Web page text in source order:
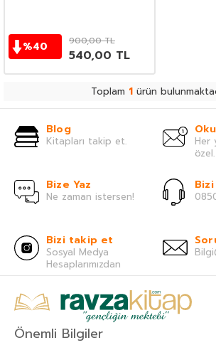
%40 900,00TL
540,00 TL
Toplam 1ürün
Blog
Kitapları takip et.
Her
özel.
Bize Yaz
Ne zaman istersen!
Bizi takip et
Sosyal Medya
Hesaplarımızdan
Önemli Bilgiler